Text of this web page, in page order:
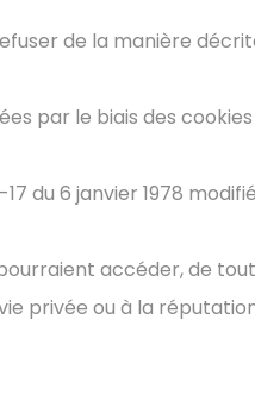
de la manière
par le biais des
du 6 janvier 1978
accéder, de
privée ou à la